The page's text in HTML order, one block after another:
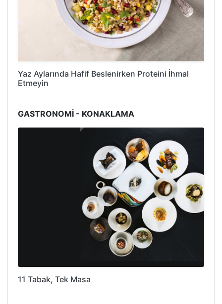
Yaz Aylarında Hafif Beslenirken Proteini İhmal
Etmeyin
GASTRONOMİ - KONAKLAMA
11 Tabak, Tek Masa